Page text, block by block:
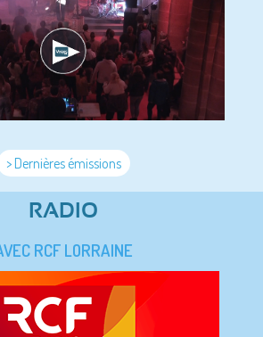
> Dernières émissions
RADIO
RCF LORRAINE